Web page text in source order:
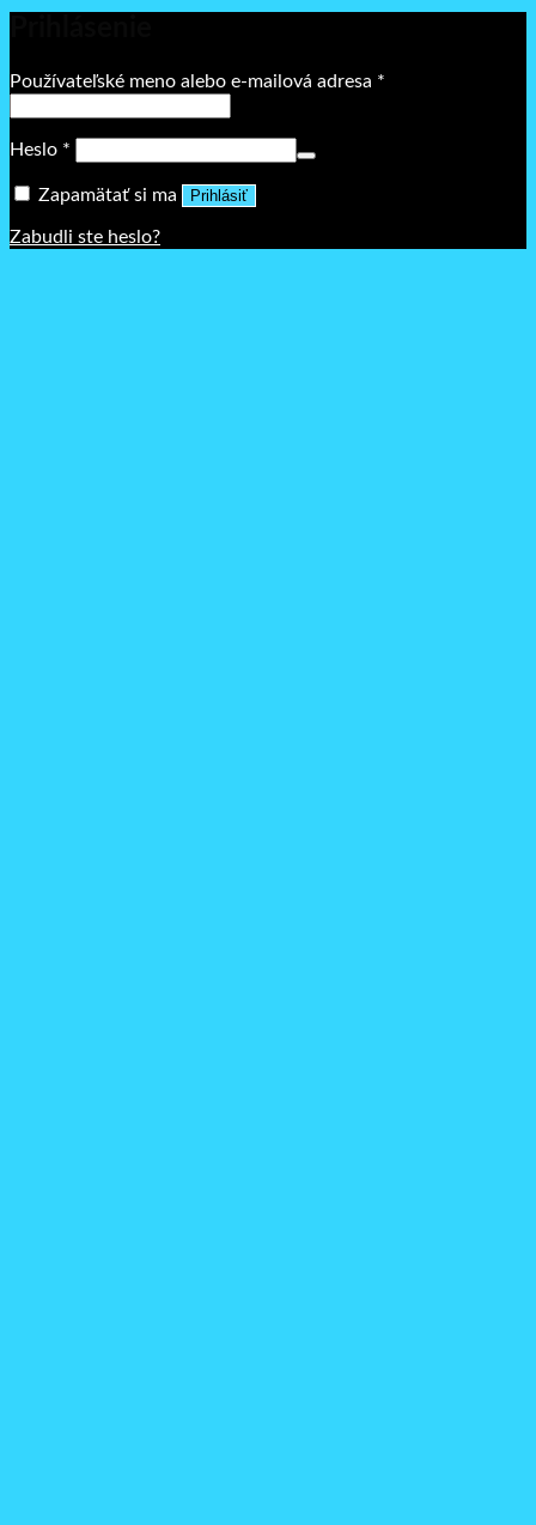
Používateľské meno alebo e-mailová adresa *
Heslo *
Zapamätať si ma Prihlásiť
Zabudli ste heslo?